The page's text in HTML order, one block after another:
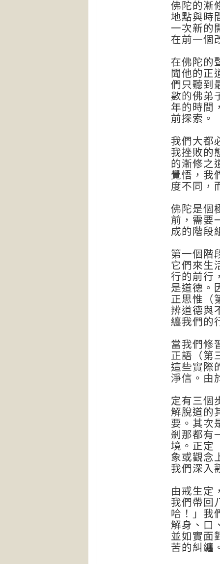
佛陀的漸
地點與時
一次新的
在前一個
在佛陀的
聞他的正
們只聽到
數的佛弟
年的時間
前探索。
我們大都
我挫敗的
的漸修之
覺悟，我
度不同，
佛陀是個
前，需要
成的階段
第一個階
它們來生
行的前行
是道德。
正思惟（
辨道德與
纏我們的
當我們修
正語（第
這些實際
淨信。由
定有三個
解脫道的
要。其次
剎那都有
境。正定
象或觀念
我們深入
由戒生定
我們帶回
哈！」我
解身、口
並如實面
苦的糾纏